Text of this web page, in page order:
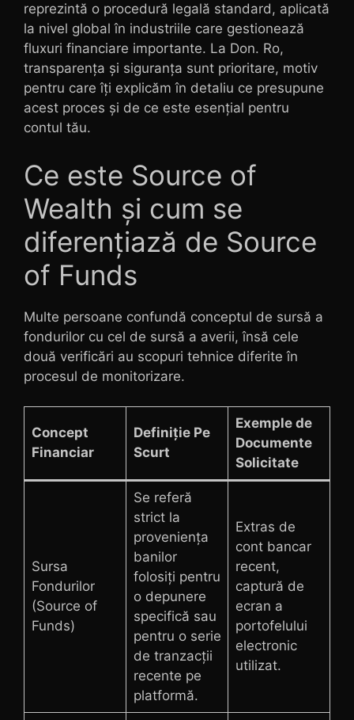
reprezintă o procedură legală standard, aplicată
la nivel global în industriile care gestionează
fluxuri financiare importante. La Don. Ro,
transparența și siguranța sunt prioritare, motiv
pentru care îți explicăm în detaliu ce presupune
acest proces și de ce este esențial pentru
contul tău.
Ce este Source of
Wealth și cum se
diferențiază de Source
of Funds
Multe persoane confundă conceptul de sursă a
fondurilor cu cel de sursă a averii, însă cele
două verificări au scopuri tehnice diferite în
procesul de monitorizare.
Concept
Financiar
Definiție Pe
Scurt
Exemple de
Documente
Solicitate
Sursa
Fondurilor
(Source of
Funds)
Se referă
strict la
proveniența
banilor
folosiți pentru
o depunere
specifică sau
pentru o serie
de tranzacții
recente pe
platformă.
Extras de
cont bancar
recent,
captură de
ecran a
portofelului
electronic
utilizat.